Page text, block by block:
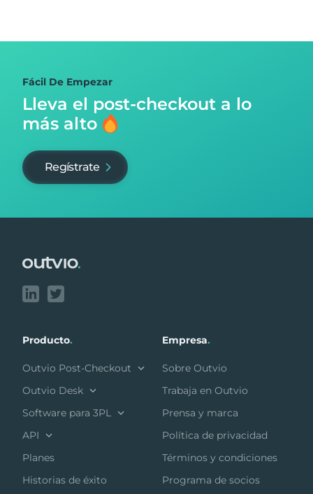
Fácil De Empezar
Lleva el post-checkout a lo
más alto
Regístrate
Producto.
Outvio Post-Checkout
Outvio Desk
Software para 3PL
API
Planes
Historias de éxito
Empresa.
Sobre Outvio
Trabaja en Outvio
Prensa y marca
Política de privacidad
Términos y condiciones
Programa de socios